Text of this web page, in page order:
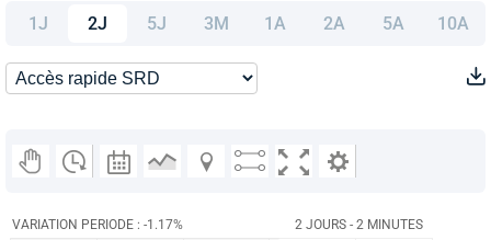
1J 2J 5J 3M 1A 2A 5A 10A
VARIATION PERIODE : -1.17% 2 JOURS - 2 MINUTES